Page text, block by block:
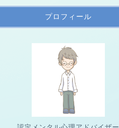
プロフィール